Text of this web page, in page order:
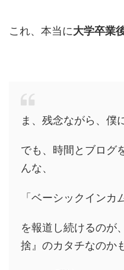
これ、本当に大学卒業
ま、残念ながら、僕
でも、時間とブログ
んな、
「ベーシックインカ
を報道し続けるのが
捨』のカタチなのか